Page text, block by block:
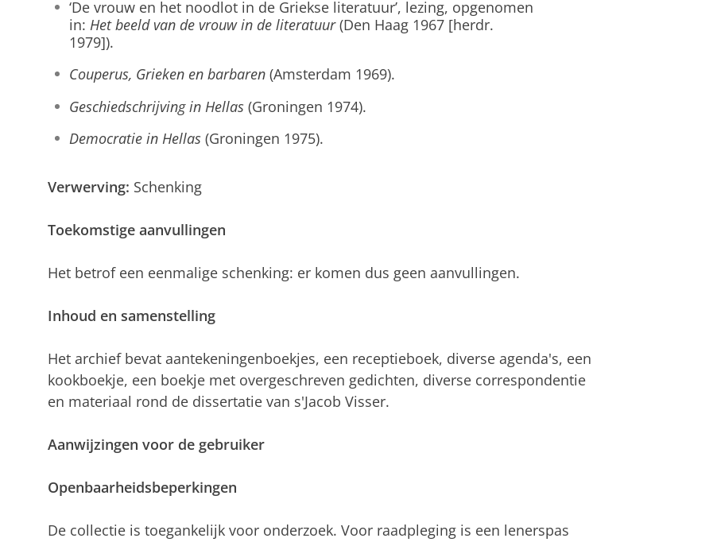
‘De vrouw en het noodlot in de Griekse literatuur’, lezing, opgenomen
in: Het beeld van de vrouw in de literatuur(Den Haag 1967 [herdr.
1979]).
Couperus, Grieken en barbaren(Amsterdam 1969).
Geschiedschrijving in Hellas(Groningen 1974).
Democratie in Hellas(Groningen 1975).
Verwerving: Schenking
Toekomstige aanvullingen
Het betrof een eenmalige schenking: er komen dus geen aanvullingen.
Inhoud en samenstelling
Het archief bevat aantekeningenboekjes, een receptieboek, diverse agenda's, een
kookboekje, een boekje met overgeschreven gedichten, diverse correspondentie
en materiaal rond de dissertatie van s'Jacob Visser.
Aanwijzingen voor de gebruiker
Openbaarheidsbeperkingen
De collectie is toegankelijk voor onderzoek. Voor raadpleging is een lenerspas